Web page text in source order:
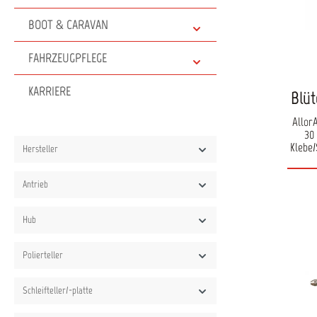
BOOT & CARAVAN
FAHRZEUGPFLEGE
KARRIERE
Hersteller
Antrieb
Hub
Polierteller
Schleifteller/-platte